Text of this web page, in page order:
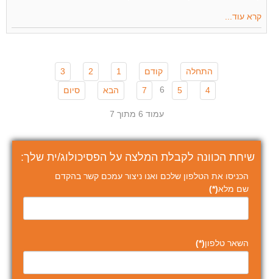
קרא עוד...
התחלה קודם 1
2
3
4
5
6
7 הבא סיום
עמוד 6 מתוך 7
שיחת הכוונה לקבלת המלצה על הפסיכולוג/ית שלך:
הכניסו את הטלפון שלכם ואנו ניצור עמכם קשר בהקדם
שם מלא(*)
השאר טלפון(*)